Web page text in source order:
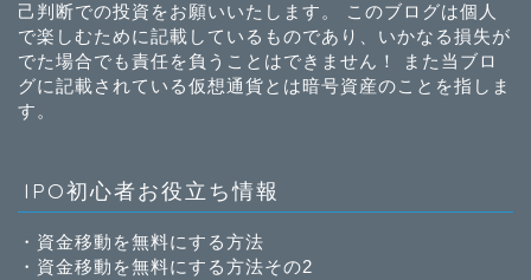
己判断での投資をお願いいたします。 このブログは個人
で楽しむために記載しているものであり、いかなる損失が
でた場合でも責任を負うことはできません！ また当ブロ
グに記載されている仮想通貨とは暗号資産のことを指しま
す。
IPO初心者お役立ち情報
・ 資金移動を無料にする方法
・ 資金移動を無料にする方法その2